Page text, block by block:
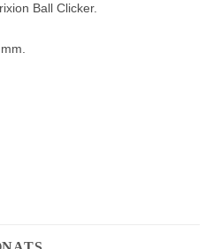
Ball Clicker.